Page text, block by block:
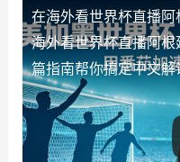
在海外看世界杯直播
海外看世界杯直播阿
篇指南帮你搞定中文